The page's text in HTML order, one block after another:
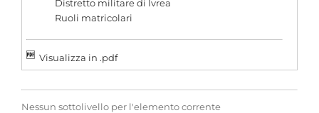
Distretto militare di Ivrea
Ruoli matricolari
Visualizza in .pdf
Nessun sottolivello per l'elemento corrente